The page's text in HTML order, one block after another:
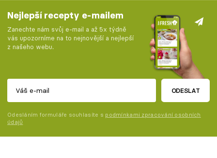
Nejlepší recepty e-mailem
Zanechte nám svůj e-mail a až 5x týdně
vás upozorníme na to nejnovější a nejlepší
z našeho webu.
ODESLAT
Odesláním formuláře souhlasíte s podmínkami zpracování osobních
údajů